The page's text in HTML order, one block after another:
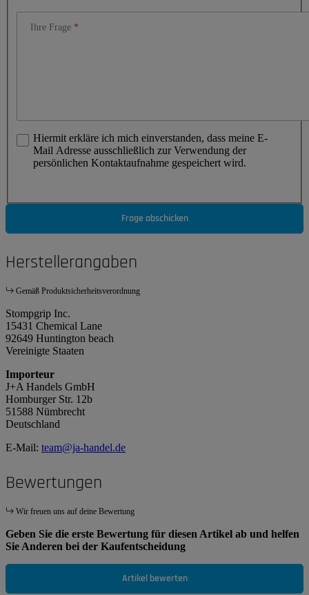
Ihre Frage
Hiermit erkläre ich mich einverstanden, dass meine E-
Mail Adresse ausschließlich zur Verwendung der
persönlichen Kontaktaufnahme gespeichert wird.
Frage abschicken
Herstellerangaben
Gemäß Produktsicherheitsverordnung
Stompgrip Inc.
15431 Chemical Lane
92649 Huntington beach
Vereinigte Staaten
Importeur
J+A Handels GmbH
Homburger Str. 12b
51588 Nümbrecht
Deutschland
E-Mail: team@ja-handel.de
Bewertungen
Wir freuen uns auf deine Bewertung
Geben Sie die erste Bewertung für diesen Artikel ab und helfen
Sie Anderen bei der Kaufentscheidung
Artikel bewerten